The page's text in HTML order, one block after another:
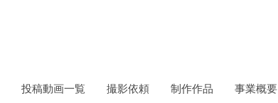
投稿動画一覧 撮影依頼 制作作品 事業概要